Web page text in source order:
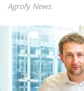
Agrofy News